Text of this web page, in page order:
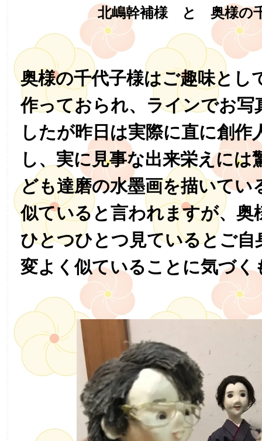
北嶋幹補様 と 奥様の
奥様の千代子様はご趣味とし
作っておられ、ラインでお写
したが昨日は実際に直に創作
し、実に見事な出来栄えには
ども達磨の水墨画を描いてい
似ていると言われますが、奥
ひとつひとつ見ているとご自
変よく似ていることに気づく